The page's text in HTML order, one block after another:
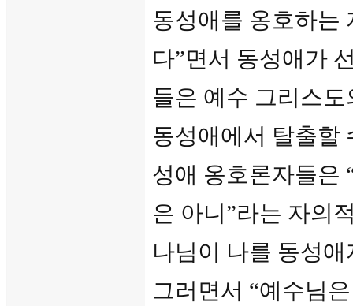
동성애를 옹호하는
다”면서 동성애가
들은 예수 그리스
동성애에서 탈출할
성애 옹호론자들은
은 아니”라는 자의
나님이 나를 동성
그러면서 “예수님